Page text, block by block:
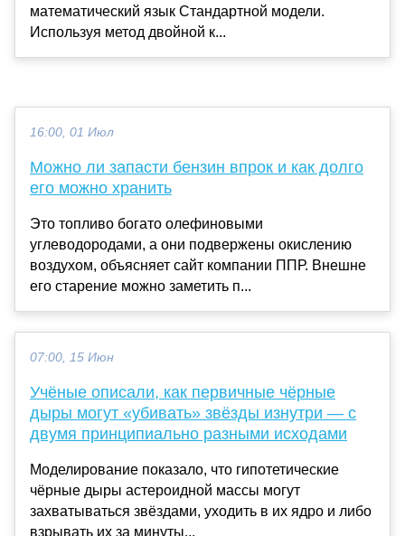
математический язык Стандартной модели.
Используя метод двойной к...
16:00, 01 Июл
Можно ли запасти бензин впрок и как долго
его можно хранить
Это топливо богато олефиновыми
углеводородами, а они подвержены окислению
воздухом, объясняет сайт компании ППР. Внешне
его старение можно заметить п...
07:00, 15 Июн
Учёные описали, как первичные чёрные
дыры могут «убивать» звёзды изнутри — с
двумя принципиально разными исходами
Моделирование показало, что гипотетические
чёрные дыры астероидной массы могут
захватываться звёздами, уходить в их ядро и либо
взрывать их за минуты...